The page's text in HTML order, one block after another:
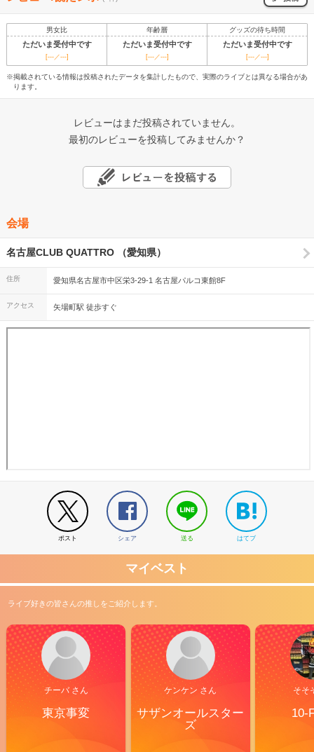
男女比 年齢層 グッズの待ち時間
ただいま受付中です ただいま受付中です ただいま受付中です
[---／---] [---／---] [---／---]
※掲載されている情報は投稿されたデータを集計したもので、実際のライブとは異なる場合があ
ります。
レビューはまだ投稿されていません。
最初のレビューを投稿してみませんか？
会場
名古屋CLUB QUATTRO （愛知県）
住所 愛知県名古屋市中区栄3-29-1 名古屋パルコ東館8F
アクセス 矢場町駅 徒歩すぐ
ポスト シェア 送る はてブ
マイベスト
ライブ好きの皆さんの推しをご紹介します。
チーバ さん
東京事変
ケンケン さん
サザンオールスター
ズ
そそ
10-